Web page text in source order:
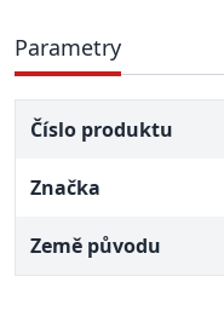
Parametry
Číslo produktu
Značka
Země původu